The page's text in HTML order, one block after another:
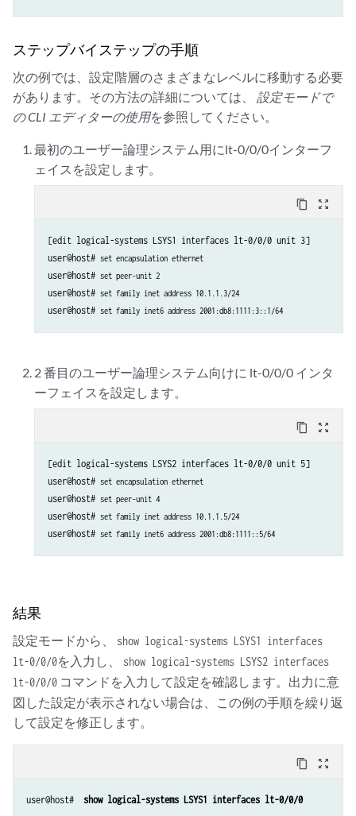
ステップバイステップの手順
次の例では、設定階層のさまざまなレベルに移動する必要
があります。その方法の詳細については、 設定モードで
の CLI エディターの使用を参照してください。
最初のユーザー論理システム用にlt-0/0/0インターフ
ェイスを設定します。
content_copy zoom_out_map
[edit logical-systems LSYS1 interfaces lt-0/0/0 unit 3]
user@host# set encapsulation ethernet
user@host# set peer-unit 2
user@host# set family inet address 10.1.1.3/24
user@host# set family inet6 address 2001:db8:1111:3::1/64
2 番目のユーザー論理システム向けに lt-0/0/0 インタ
ーフェイスを設定します。
content_copy zoom_out_map
[edit logical-systems LSYS2 interfaces lt-0/0/0 unit 5]
user@host# set encapsulation ethernet
user@host# set peer-unit 4
user@host# set family inet address 10.1.1.5/24
user@host# set family inet6 address 2001:db8:1111::5/64
結果
設定モードから、
show logical-systems LSYS1 interfaces
lt-0/0/0を入力し、
show logical-systems LSYS2 interfaces
lt-0/0/0 コマンドを入力して設定を確認します。出力に意
図した設定が表示されない場合は、この例の手順を繰り返
して設定を修正します。
content_copy zoom_out_map
user@host# show logical-systems LSYS1 interfaces lt-0/0/0